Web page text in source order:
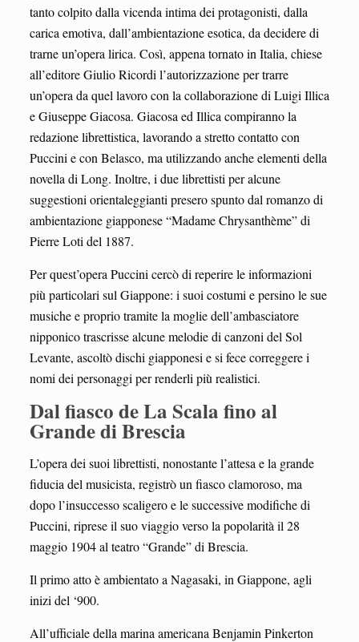
tanto colpito dalla vicenda intima dei protagonisti, dalla
carica emotiva, dall’ambientazione esotica, da decidere di
trarne un’opera lirica. Così, appena tornato in Italia, chiese
all’editore Giulio Ricordi l’autorizzazione per trarre
un’opera da quel lavoro con la collaborazione di Luigi Illica
e Giuseppe Giacosa. Giacosa ed Illica compiranno la
redazione librettistica, lavorando a stretto contatto con
Puccini e con Belasco, ma utilizzando anche elementi della
novella di Long. Inoltre, i due librettisti per alcune
suggestioni orientaleggianti presero spunto dal romanzo di
ambientazione giapponese “Madame Chrysanthème” di
Pierre Loti del 1887.
Per quest’opera Puccini cercò di reperire le informazioni
più particolari sul Giappone: i suoi costumi e persino le sue
musiche e proprio tramite la moglie dell’ambasciatore
nipponico trascrisse alcune melodie di canzoni del Sol
Levante, ascoltò dischi giapponesi e si fece correggere i
nomi dei personaggi per renderli più realistici.
Dal fiasco de La Scala fino al
Grande di Brescia
L’opera dei suoi librettisti, nonostante l’attesa e la grande
fiducia del musicista, registrò un fiasco clamoroso, ma
dopo l’insuccesso scaligero e le successive modifiche di
Puccini, riprese il suo viaggio verso la popolarità il 28
maggio 1904 al teatro “Grande” di Brescia.
Il primo atto è ambientato a Nagasaki, in Giappone, agli
inizi del ‘900.
All’ufficiale della marina americana Benjamin Pinkerton